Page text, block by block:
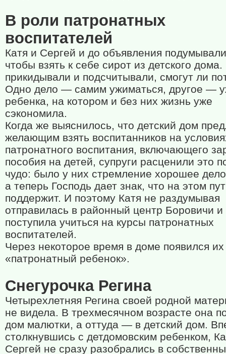
В роли патронатных
воспитателей
Катя и Сергей и до объявления
чтобы взять к себе сирот из детского
прикидывали и подсчитывали, смогут ли
Одно дело — самим ужиматься, другое —
ребенка, на котором и без них жизнь уже
сэкономила.
Когда же выяснилось, что детский дом
желающим взять воспитанников на
патронатного воспитания, включающего
пособия на детей, супруги расценили это
чудо: было у них стремление хорошее
а теперь Господь дает знак, что на этом
поддержит. И поэтому Катя не раздумывая
отправилась в районный центр Боровичи и
поступила учиться на курсы патронатных
воспитателей.
Через некоторое время в доме появился
«патронатный ребенок».
Снегурочка Регина
Четырехлетняя Регина своей родной
не видела. В трехмесячном возрасте она
дом малютки, а оттуда — в детский дом.
столкнувшись с детдомовским ребенком,
Сергей не сразу разобрались в